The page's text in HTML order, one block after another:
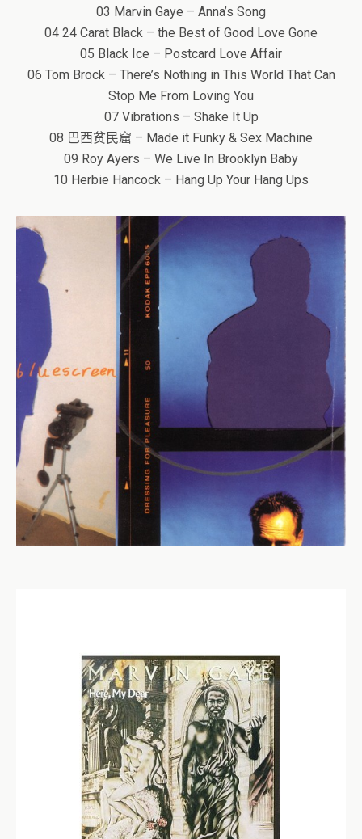
03 Marvin Gaye – Anna’s Song
04 24 Carat Black – the Best of Good Love Gone
05 Black Ice – Postcard Love Affair
06 Tom Brock – There’s Nothing in This World That Can
Stop Me From Loving You
07 Vibrations – Shake It Up
08 巴西贫民窟 – Made it Funky & Sex Machine
09 Roy Ayers – We Live In Brooklyn Baby
10 Herbie Hancock – Hang Up Your Hang Ups